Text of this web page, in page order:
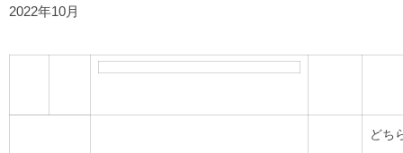
2022年10月
どち